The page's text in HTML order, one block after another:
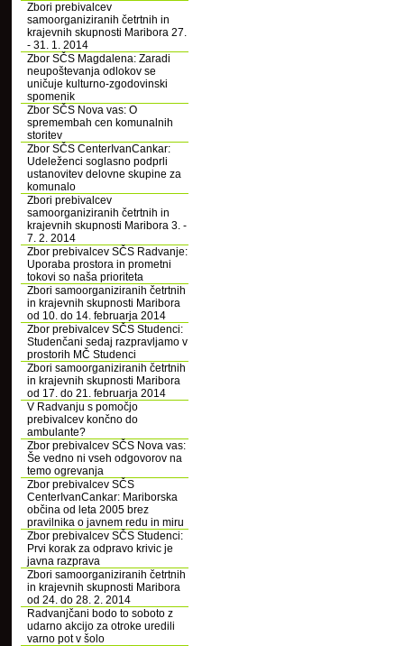
Zbori prebivalcev
samoorganiziranih četrtnih in
krajevnih skupnosti Maribora 27.
- 31. 1. 2014
Zbor SČS Magdalena: Zaradi
neupoštevanja odlokov se
uničuje kulturno-zgodovinski
spomenik
Zbor SČS Nova vas: O
spremembah cen komunalnih
storitev
Zbor SČS CenterIvanCankar:
Udeleženci soglasno podprli
ustanovitev delovne skupine za
komunalo
Zbori prebivalcev
samoorganiziranih četrtnih in
krajevnih skupnosti Maribora 3. -
7. 2. 2014
Zbor prebivalcev SČS Radvanje:
Uporaba prostora in prometni
tokovi so naša prioriteta
Zbori samoorganiziranih četrtnih
in krajevnih skupnosti Maribora
od 10. do 14. februarja 2014
Zbor prebivalcev SČS Studenci:
Studenčani sedaj razpravljamo v
prostorih MČ Studenci
Zbori samoorganiziranih četrtnih
in krajevnih skupnosti Maribora
od 17. do 21. februarja 2014
V Radvanju s pomočjo
prebivalcev končno do
ambulante?
Zbor prebivalcev SČS Nova vas:
Še vedno ni vseh odgovorov na
temo ogrevanja
Zbor prebivalcev SČS
CenterIvanCankar: Mariborska
občina od leta 2005 brez
pravilnika o javnem redu in miru
Zbor prebivalcev SČS Studenci:
Prvi korak za odpravo krivic je
javna razprava
Zbori samoorganiziranih četrtnih
in krajevnih skupnosti Maribora
od 24. do 28. 2. 2014
Radvanjčani bodo to soboto z
udarno akcijo za otroke uredili
varno pot v šolo